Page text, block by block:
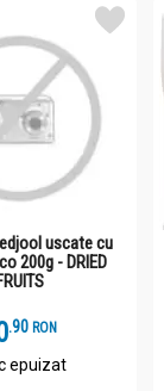
uscate cu
200g - DRIED
.9 RON
epuizat